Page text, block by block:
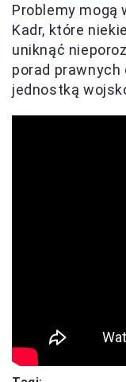
Problemy mogą
Kadr, które
uniknąć
porad
jednostką